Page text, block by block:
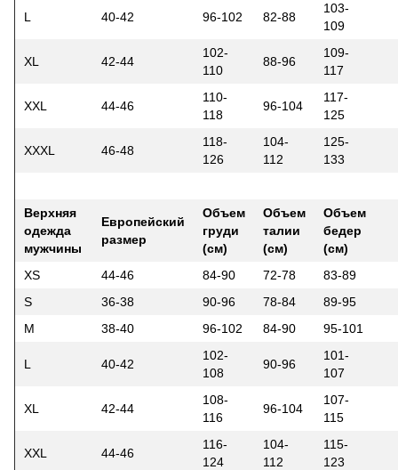
L 40-42 96-102 82-88
103-
109
XL 42-44
102-
110
88-96
109-
117
XXL 44-46
110-
118
96-104
117-
125
XXXL 46-48
118-
126
104-
112
125-
133
Верхняя
одежда
мужчины
Европейский
размер
Объем
груди
(см)
Объем
талии
(см)
Объем
бедер
(см)
XS
44-46 84-90 72-78
83-89
S
36-38 90-96 78-84
89-95
M
38-40 96-102 84-90 95-101
L 40-42
102-
108
90-96
101-
107
XL 42-44
108-
116
96-104
107-
115
XXL 44-46
116-
124
104-
112
115-
123